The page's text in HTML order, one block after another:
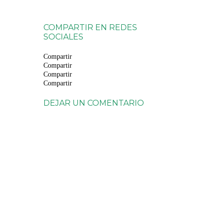
COMPARTIR EN REDES
SOCIALES
Compartir
Compartir
Compartir
Compartir
DEJAR UN COMENTARIO